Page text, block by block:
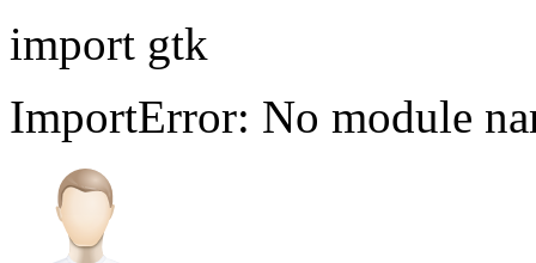
import gtk
ImportError: No module